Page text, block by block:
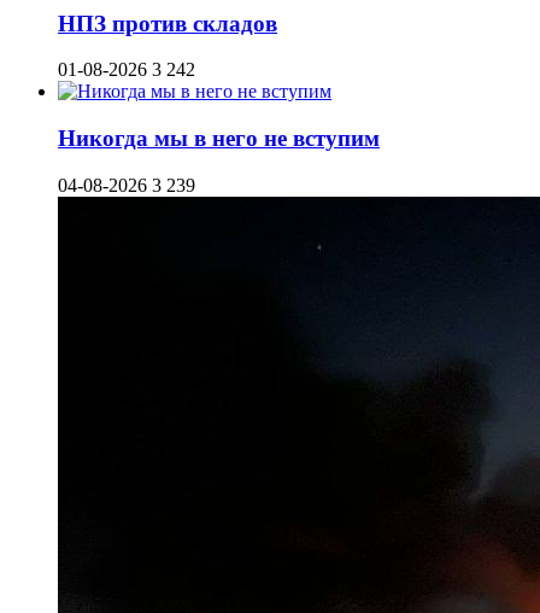
НПЗ против складов
01-08-2026 3 242
Никогда мы в него не вступим
04-08-2026 3 239